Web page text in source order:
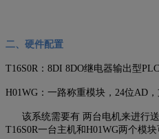
二、硬件配置
T16S0R：8DI 8DO继电器输出型
H01WG：一路称重模块，24位AD
该系统需要有 两台电机来进行送
T16S0R一台主机和H01WG两个模